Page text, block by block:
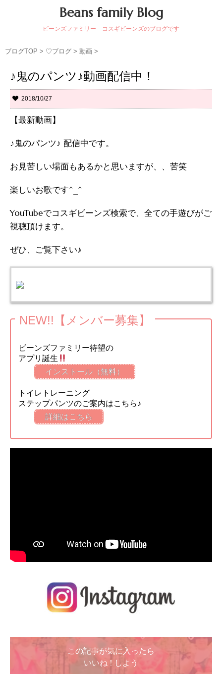
Beans family Blog
ビーンズファミリー コスギビーンズのブログです
ブログTOP > ♡ブログ > 動画 >
♪鬼のパンツ♪動画配信中！
2018/10/27
【最新動画】
♪鬼のパンツ♪ 配信中です。
お見苦しい場面もあるかと思いますが、、苦笑
楽しいお歌です^_^
YouTubeでコスギビーンズ検索で、全ての手遊びがご
視聴頂けます。
ぜひ、ご覧下さい♪
NEW!!【メンバー募集】
ビーンズファミリー待望の
アプリ誕生
インストール（無料）
トイレトレーニング
ステップパンツのご案内はこちら♪
詳細はこちら
この記事が気に入ったら
いいね ! しよう